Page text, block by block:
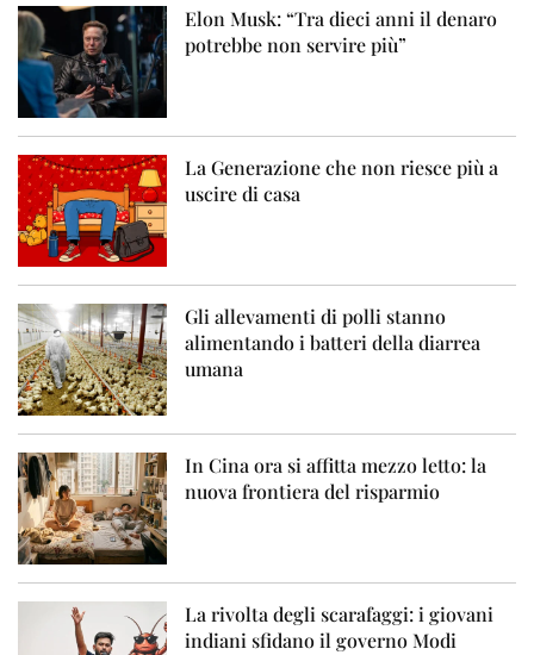
Elon Musk: “Tra dieci anni il denaro
potrebbe non servire più”
La Generazione che non riesce più a
uscire di casa
Gli allevamenti di polli stanno
alimentando i batteri della diarrea
umana
In Cina ora si affitta mezzo letto: la
nuova frontiera del risparmio
La rivolta degli scarafaggi: i giovani
indiani sfidano il governo Modi